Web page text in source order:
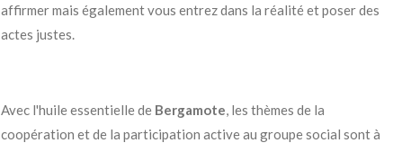
affirmer mais également vous entrez dans la réalité et poser des
actes justes.
Avec l'huile essentielle de Bergamote, les thèmes de la
coopération et de la participation active au groupe social sont à